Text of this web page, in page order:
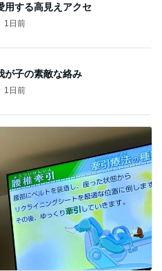
用する高見えアクセ
1日前
が子の素敵な絡み
1日前